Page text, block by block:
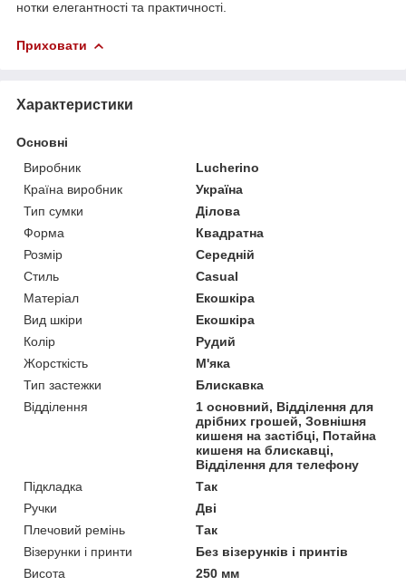
нотки елегантності та практичності.
Приховати
Характеристики
Основні
Виробник
Lucherino
Країна виробник
Україна
Тип сумки
Ділова
Форма
Квадратна
Розмір
Середній
Стиль
Casual
Матеріал
Екошкіра
Вид шкіри
Екошкіра
Колір
Рудий
Жорсткість
М'яка
Тип застежки
Блискавка
Відділення
1 основний, Відділення для
дрібних грошей, Зовнішня
кишеня на застібці, Потайна
кишеня на блискавці,
Відділення для телефону
Підкладка
Так
Ручки
Дві
Плечовий ремінь
Так
Візерунки і принти
Без візерунків і принтів
Висота
250 мм